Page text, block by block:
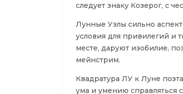
следует знаку Козерог, с
Лунные Узлы сильно
условия для привилегий и
месте, даруют изобилие,
мейнстрим.
Квадратура ЛУ к Луне
ума и умению справляться